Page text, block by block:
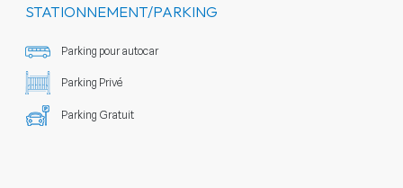
STATIONNEMENT/PARKING
Parking pour autocar
Parking Privé
Parking Gratuit